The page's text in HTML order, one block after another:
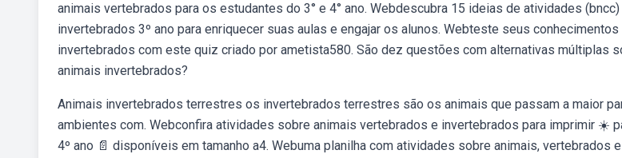
animais vertebrados para os estudantes do 3° e 4° ano. Webdescubra 15 ideias de atividades
invertebrados 3º ano para enriquecer suas aulas e engajar os alunos. Webteste seus
invertebrados com este quiz criado por ametista580. São dez questões com alternativas múltiplas
animais invertebrados?
Animais invertebrados terrestres os invertebrados terrestres são os animais que passam a maior
ambientes com. Webconfira atividades sobre animais vertebrados e invertebrados para imprimir ☀️
4º ano 📄 disponíveis em tamanho a4. Webuma planilha com atividades sobre animais, vertebrados